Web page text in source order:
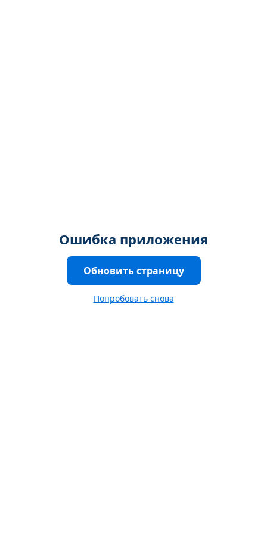
Ошибка приложения
Обновить страницу
Попробовать снова